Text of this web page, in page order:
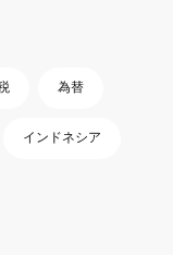
為替
インドネシア